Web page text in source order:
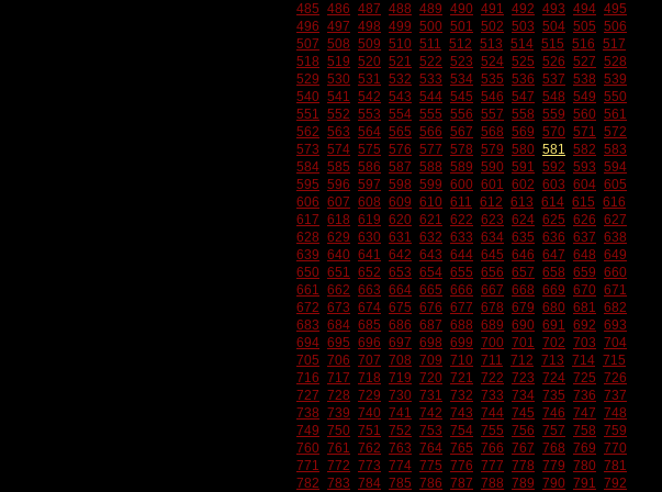
485 486 487 488 489 490 491 492 493 494 495
496 497 498 499 500 501 502 503 504 505 506
507 508 509 510 511 512 513 514 515 516 517
518 519 520 521 522 523 524 525 526 527 528
529 530 531 532 533 534 535 536 537 538 539
540 541 542 543 544 545 546 547 548 549 550
551 552 553 554 555 556 557 558 559 560 561
562 563 564 565 566 567 568 569 570 571 572
573 574 575 576 577 578 579 580 581 582 583
584 585 586 587 588 589 590 591 592 593 594
595 596 597 598 599 600 601 602 603 604 605
606 607 608 609 610 611 612 613 614 615 616
617 618 619 620 621 622 623 624 625 626 627
628 629 630 631 632 633 634 635 636 637 638
639 640 641 642 643 644 645 646 647 648 649
650 651 652 653 654 655 656 657 658 659 660
661 662 663 664 665 666 667 668 669 670 671
672 673 674 675 676 677 678 679 680 681 682
683 684 685 686 687 688 689 690 691 692 693
694 695 696 697 698 699 700 701 702 703 704
705 706 707 708 709 710 711 712 713 714 715
716 717 718 719 720 721 722 723 724 725 726
727 728 729 730 731 732 733 734 735 736 737
738 739 740 741 742 743 744 745 746 747 748
749 750 751 752 753 754 755 756 757 758 759
760 761 762 763 764 765 766 767 768 769 770
771 772 773 774 775 776 777 778 779 780 781
782 783 784 785 786 787 788 789 790 791 792